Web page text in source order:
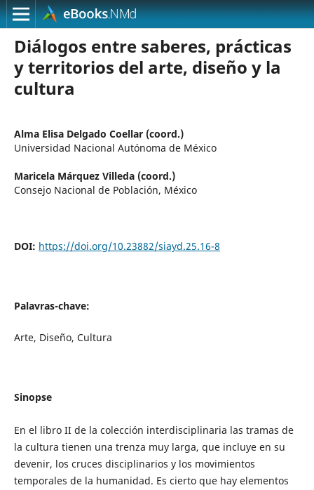
Diálogos entre saberes, prácticas
y territorios del arte, diseño y la
cultura
Alma Elisa Delgado Coellar (coord.)
Universidad Nacional Autónoma de México
Maricela Márquez Villeda (coord.)
Consejo Nacional de Población, México
DOI: https://doi.org/10.23882/siayd.25.16-8
Palavras-chave:
Arte, Diseño, Cultura
Sinopse
En el libro II de la colección interdisciplinaria las tramas de
la cultura tienen una trenza muy larga, que incluye en su
devenir, los cruces disciplinarios y los movimientos
temporales de la humanidad. Es cierto que hay elementos